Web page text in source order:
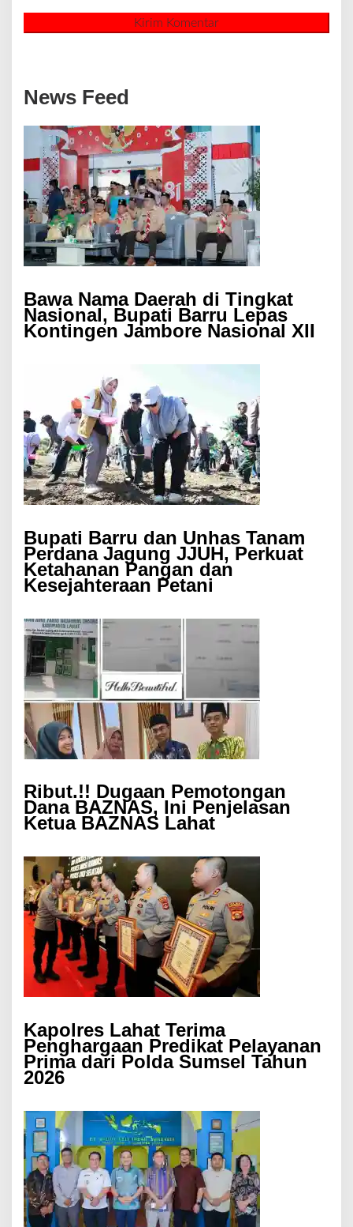
News Feed
Bawa Nama Daerah di Tingkat
Nasional, Bupati Barru Lepas
Kontingen Jambore Nasional XII
Bupati Barru dan Unhas Tanam
Perdana Jagung JJUH, Perkuat
Ketahanan Pangan dan
Kesejahteraan Petani
Ribut.!! Dugaan Pemotongan
Dana BAZNAS, Ini Penjelasan
Ketua BAZNAS Lahat
Kapolres Lahat Terima
Penghargaan Predikat Pelayanan
Prima dari Polda Sumsel Tahun
2026